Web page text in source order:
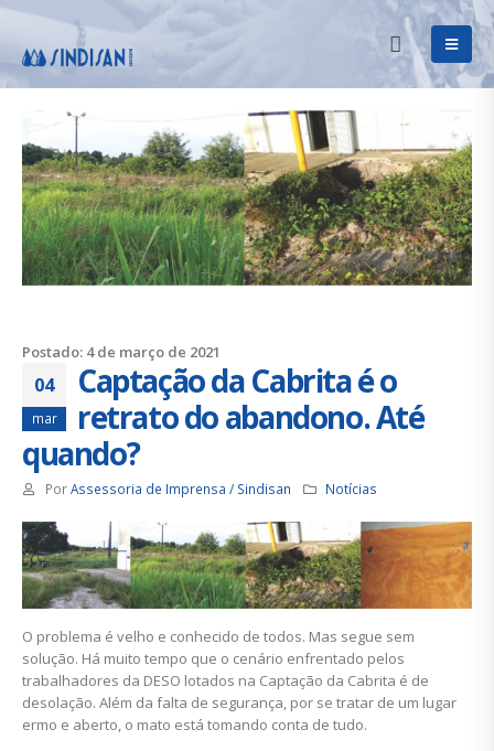
Postado: 4 de março de 2021
04
mar
Captação da Cabrita é o
retrato do abandono. Até
quando?
PorAssessoria de Imprensa / Sindisan Notícias
O problema é velho e conhecido de todos. Mas segue sem
solução. Há muito tempo que o cenário enfrentado pelos
trabalhadores da DESO lotados na Captação da Cabrita é de
desolação. Além da falta de segurança, por se tratar de um lugar
ermo e aberto, o mato está tomando conta de tudo.